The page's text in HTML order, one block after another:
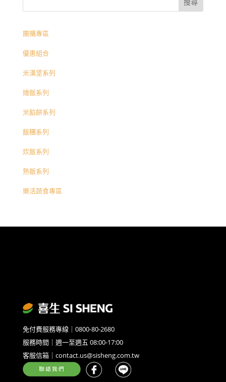
團購專區
優惠組合
米漢堡系列
燴飯系列
米餡餅系列
飯糰系列
炊飯系列
熟飯系列
樂活蔬食專區
免付費服務專線｜0800-80-2680
服務時間｜週一至週五 08:00-17:00
客服信箱｜contact.us@sisheng.com.tw